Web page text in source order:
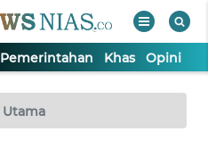
Pemerintahan Khas Opini
Utama